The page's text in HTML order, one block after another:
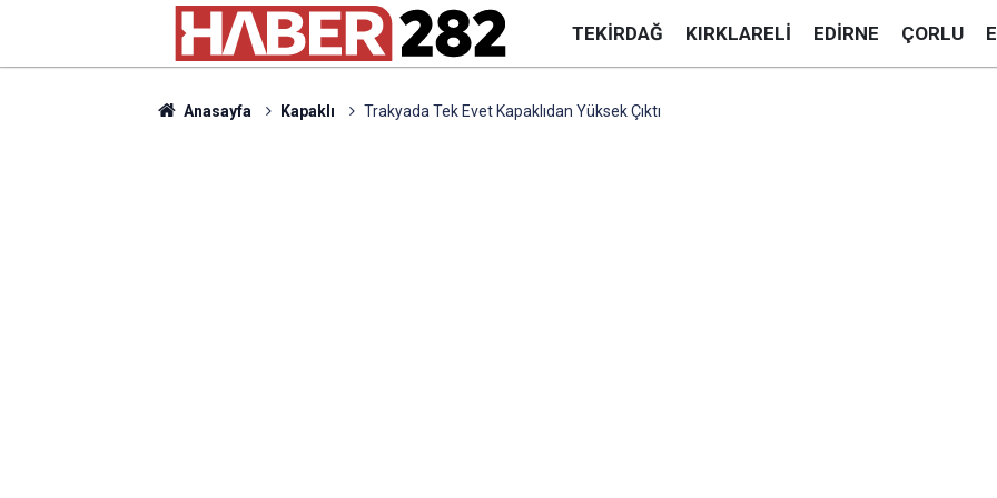
TEKIRDAĞ KIRKLARELI EDIRNE ÇORLU
Anasayfa Kapaklı Trakyada Tek Evet Kapaklıdan Yüksek Çıktı